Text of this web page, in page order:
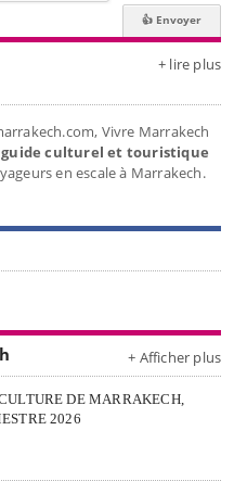
+ lire plus
Vivre Marrakech
guide culturel et touristique
en escale à Marrakech.
+ Afficher plus
DE MARRAKECH,
2026